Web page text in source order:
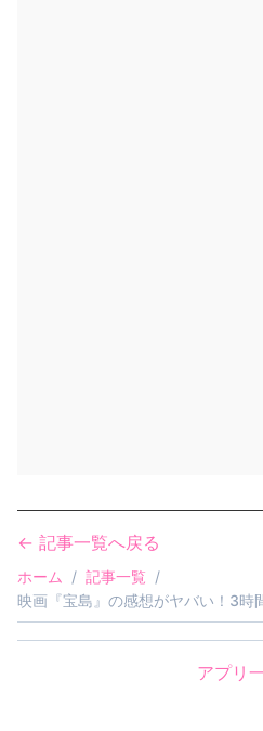
← 記事一覧へ戻る
ホーム / 記事一覧 /
映画『宝島』の感想がヤバい！3時
アプリ